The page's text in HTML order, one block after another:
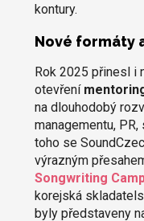
kontury.
Nové formáty
Rok 2025 přinesl i
otevření
na dlouhodobý
managementu,
toho se
výrazným
Songwriting
korejská
byly představeny